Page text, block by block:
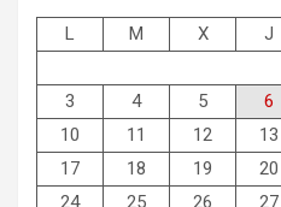
L M X J
3
4 5 6
10
11 12 13
17
18 19 20
24
25 26 27